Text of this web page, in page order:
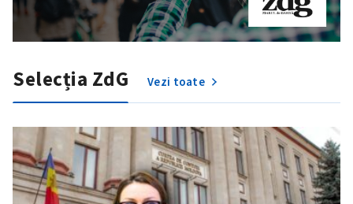
Selecția ZdG Vezi toate